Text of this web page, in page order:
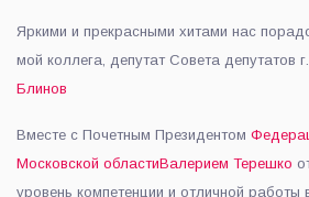
Яркими и прекрасными хитами нас
мой коллега, депутат Совета депутатов
Блинов
Вместе с Почетным Президентом
Московской областиВалерием Терешко
уровень компетенции и отличной работы